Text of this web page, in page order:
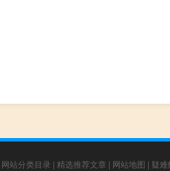
网站分类目录 | 精选推荐文章 | 网站地图 | 疑难